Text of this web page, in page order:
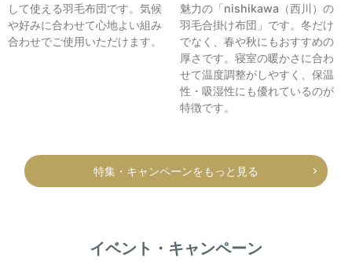
して使える羽毛布団です。気候
や好みに合わせて心地よい組み
合わせでご使用いただけます。
魅力の「nishikawa（西川）の
羽毛合掛け布団」です。冬だけ
でなく、春や秋にもおすすめの
厚さです。寝室の暖かさに合わ
せて温度調整がしやすく、保温
性・吸湿性にも優れているのが
特徴です。
特集・キャンペーンをもっと見る
イベント・キャンペーン